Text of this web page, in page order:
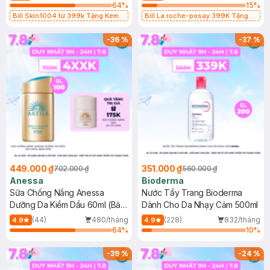
64%
Bill Skin1004 từ 399k Tặng Kem
SPF 50+ 20ml (SL Có Hạn)
15%
Bill La roche-posay 399K Tặng
(SL có hạn)
-36%
449.000 ₫702.000 ₫
Anessa
Sữa Chống Nắng Anessa
Dưỡng Da Kiềm Dầu 60ml (Bản
Mới)
4.9 (44)
480/tháng
64%
-37%
351.000 ₫560.000 ₫
Bioderma
Nước Tẩy Trang Bioderma
Dành Cho Da Nhạy Cảm 500ml
4.9 (228)
832/tháng
10%
-39% -24%